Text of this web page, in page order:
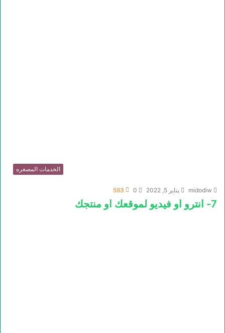
الخدمات المصغره
midodiw يناير 5, 2022 0
593
7- انترو او فيديو لموقعك او منتجك